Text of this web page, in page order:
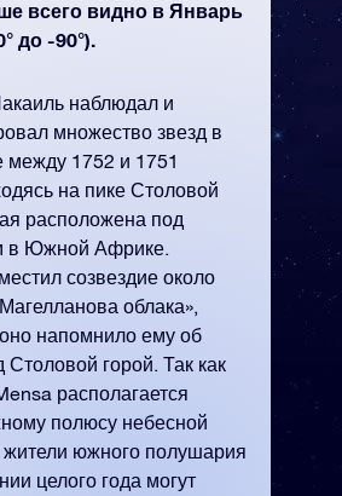
всего видно в Январь
до -90°).
наблюдал и
множество звезд в
между 1752 и 1751
на пике Столовой
расположена под
в Южной Африке.
созвездие около
облака»,
напомнило ему об
Столовой горой. Так как
располагается
полюсу небесной
южного полушария
целого года могут